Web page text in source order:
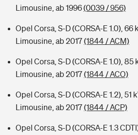
Limousine, ab 1996(0039 / 956)
Opel Corsa, S-D (CORSA-E 1.0), 66
Limousine, ab 2017(1844 / ACM)
Opel Corsa, S-D (CORSA-E 1.0), 85
Limousine, ab 2017(1844 / ACO)
Opel Corsa, S-D (CORSA-E 1.2), 51
Limousine, ab 2017(1844 / ACP)
Opel Corsa, S-D (CORSA-E 1.3